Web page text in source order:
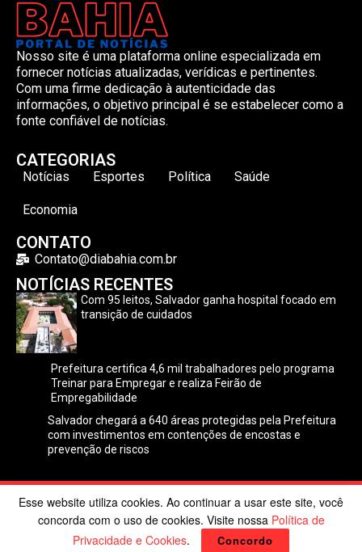
Nosso site é uma plataforma online especializada em
fornecer notícias atualizadas, verídicas e pertinentes.
Com uma firme dedicação à autenticidade das
informações, o objetivo principal é se estabelecer como a
fonte confiável de notícias.
CATEGORIAS
Notícias Esportes Política Saúde
Economia
CONTATO
Contato@diabahia.com.br
NOTÍCIAS RECENTES
Com 95 leitos, Salvador ganha hospital focado em
transição de cuidados
Prefeitura certifica 4,6 mil trabalhadores pelo programa
Treinar para Empregar e realiza Feirão de
Empregabilidade
Salvador chegará a 640 áreas protegidas pela Prefeitura
com investimentos em contenções de encostas e
prevenção de riscos
©2024 Dia Bahia. Todos os direitos reservados | Desenvolvido
porPoppy Sites.
Esse website utiliza cookies. Ao continuar a usar este site, você
concorda com o uso de cookies. Visite nossa Política de
Privacidade e Cookies. Concordo